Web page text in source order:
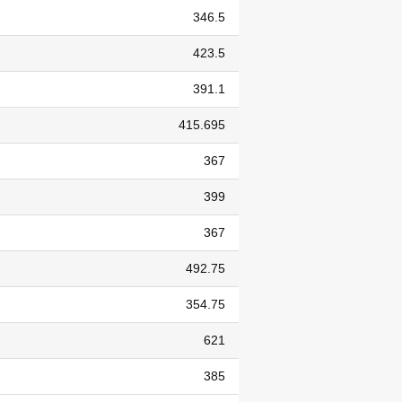
346.5
423.5
391.1
415.695
367
399
367
492.75
354.75
621
385